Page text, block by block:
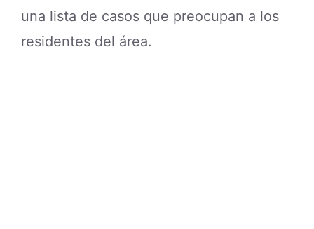
una lista de casos que preocupan a los
residentes del área.